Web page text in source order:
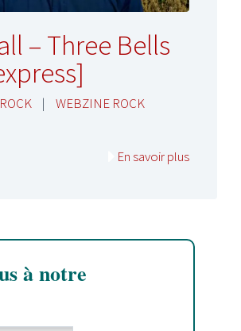
– Three Bells
| WEBZINE ROCK
En savoir plus
à notre